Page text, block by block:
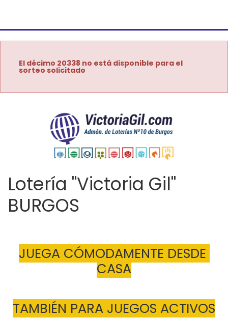
El décimo 20338 no está disponible para el
sorteo solicitado
Lotería "Victoria Gil"
BURGOS
JUEGA CÓMODAMENTE DESDE
CASA
TAMBIÉN PARA JUEGOS ACTIVOS